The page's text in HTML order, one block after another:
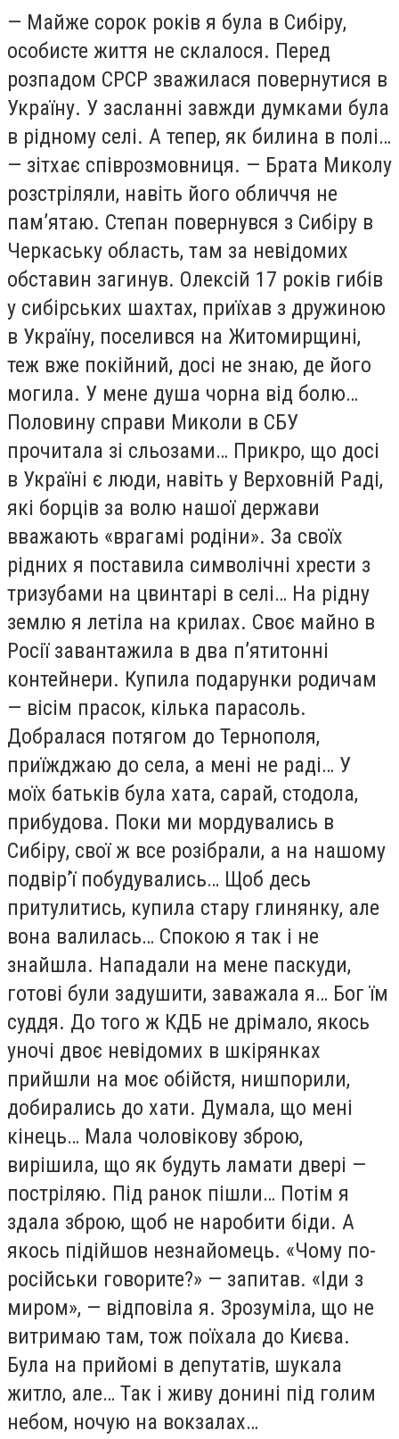
— Майже сорок років я була в Сибіру,
особисте життя не склалося. Перед
розпадом СРСР зважилася повернутися в
Україну. У засланні завжди думками була
в рідному селі. А тепер, як билина в полі…
— зітхає співрозмовниця. — Брата Миколу
розстріляли, навіть його обличчя не
пам’ятаю. Степан повернувся з Сибіру в
Черкаську область, там за невідомих
обставин загинув. Олексій 17 років гибів
у сибірських шахтах, приїхав з дружиною
в Україну, поселився на Житомирщині,
теж вже покійний, досі не знаю, де його
могила. У мене душа чорна від болю…
Половину справи Миколи в СБУ
прочитала зі сльозами… Прикро, що досі
в Україні є люди, навіть у Верховній Раді,
які борців за волю нашої держави
вважають «врагамі родіни». За своїх
рідних я поставила символічні хрести з
тризубами на цвинтарі в селі… На рідну
землю я летіла на крилах. Своє майно в
Росії завантажила в два п’ятитонні
контейнери. Купила подарунки родичам
— вісім прасок, кілька парасоль.
Добралася потягом до Тернополя,
приїжджаю до села, а мені не раді… У
моїх батьків була хата, сарай, стодола,
прибудова. Поки ми мордувались в
Сибіру, свої ж все розібрали, а на нашому
подвір’ї побудувались… Щоб десь
притулитись, купила стару глинянку, але
вона валилась… Спокою я так і не
знайшла. Нападали на мене паскуди,
готові були задушити, заважала я… Бог їм
суддя. До того ж КДБ не дрімало, якось
уночі двоє невідомих в шкірянках
прийшли на моє обійстя, нишпорили,
добирались до хати. Думала, що мені
кінець… Мала чоловікову зброю,
вирішила, що як будуть ламати двері —
постріляю. Під ранок пішли… Потім я
здала зброю, щоб не наробити біди. А
якось підійшов незнайомець. «Чому по-
російськи говорите?» — запитав. «Іди з
миром», — відповіла я. Зрозуміла, що не
витримаю там, тож поїхала до Києва.
Була на прийомі в депутатів, шукала
житло, але… Так і живу донині під голим
небом, ночую на вокзалах…